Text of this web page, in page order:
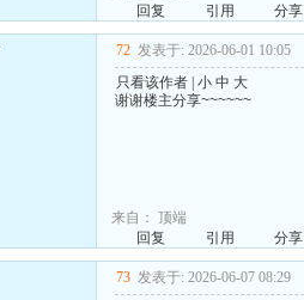
回复
引用 分享
72 发表于: 2026-06-01 10:05
只看该作者| 小 中 大
谢谢楼主分享~~~~~~
来自： 顶端
回复
引用 分享
73 发表于: 2026-06-07 08:29